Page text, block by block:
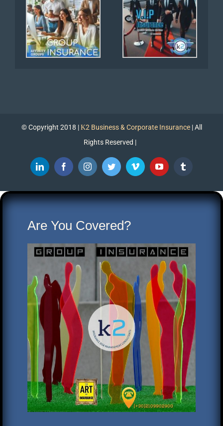
© Copyright 2018 |Κ2 Business & Corporate Insurance| All
Rights Reserved |
LinkedIn FacebookInstagramTwitterVimeo YouTube
Are You Covered?